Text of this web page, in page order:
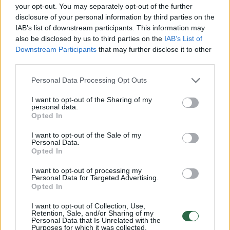
your opt-out. You may separately opt-out of the further
disclosure of your personal information by third parties on the
IAB’s list of downstream participants. This information may
also be disclosed by us to third parties on the IAB’s List of
Downstream Participants that may further disclose it to other
Personal Data Processing Opt Outs
I want to opt-out of the Sharing of my
personal data.
Opted In
I want to opt-out of the Sale of my
Personal Data.
Opted In
I want to opt-out of processing my
Personal Data for Targeted Advertising.
Opted In
I want to opt-out of Collection, Use,
Retention, Sale, and/or Sharing of my
Personal Data that Is Unrelated with the
Purposes for which it was collected.
Tyrėjai pastebi, kad kai kuriose šalyse su
sportu susijusius žodžius (pvz., „futbolas“,
„beisbolas“) keičia keiksmažodžiai. Toks
slaptažodis pateko ir į Lietuvos
dvidešimtuką.
Pasaulinės tendencijos
Dažniausias pasaulyje slaptažodis –
kita paprasta skaičių seka – „12345678“.
Tokie silpni deriniai nuo „12345“ iki
„1234567890“ kartu su kitais tipiniais silpnais
slaptažodžiais, pavyzdžiui, „qwerty123“,